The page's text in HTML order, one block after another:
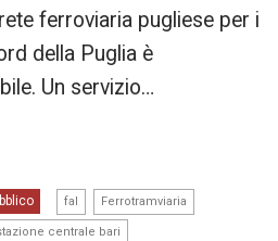
ferroviaria pugliese per i
della Puglia è
Un servizio…
fal Ferrotramviaria
centrale bari